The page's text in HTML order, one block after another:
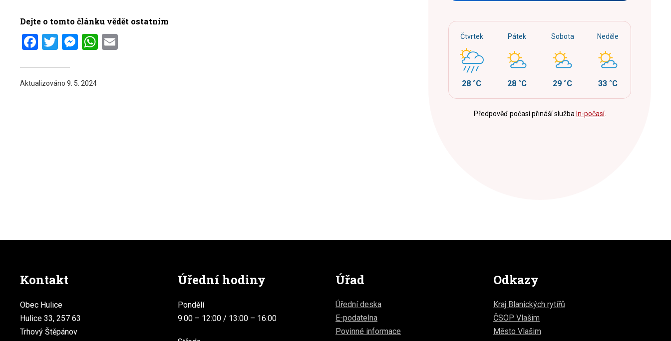
Dejte o tomto článku vědět ostatním
Facebook
Twitter
Messenger
WhatsApp
Aktualizováno 9. 5. 2024
Čtvrtek
28 °C
Pátek
28 °C
Sobota
29 °C
Neděle
33 °C
Předpověď počasí přináší služba In-počasí.
Kontakt
Obec Hulice
Hulice 33, 257 63
Trhový Štěpánov
Úřední hodiny
Pondělí
9:00 – 12:00 / 13:00 – 16:00
Úřad
Úřední deska
E-podatelna
Povinné informace
Odkazy
Kraj Blanických rytířů
ČSOP Vlašim
Město Vlašim